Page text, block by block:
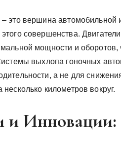
это вершина автомобильной
совершенства.
мощности и оборотов,
выхлопа гоночных
а не для
километров вокруг.
и Инновации: